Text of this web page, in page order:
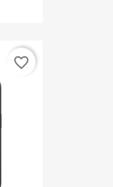
favorite_border